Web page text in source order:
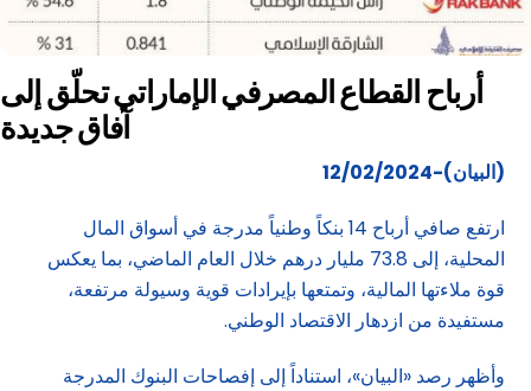
أرباح القطاع المصرفي الإماراتي تحلّق إلى
آفاق جديدة
(البيان)-12/02/2024
ارتفع صافي أرباح 14 بنكاً وطنياً مدرجة في أسواق المال
المحلية، إلى 73.8 مليار درهم خلال العام الماضي، بما يعكس
قوة ملاءتها المالية، وتمتعها بإيرادات قوية وسيولة مرتفعة،
مستفيدة من ازدهار الاقتصاد الوطني.
وأظهر رصد «البيان»، استناداً إلى إفصاحات البنوك المدرجة